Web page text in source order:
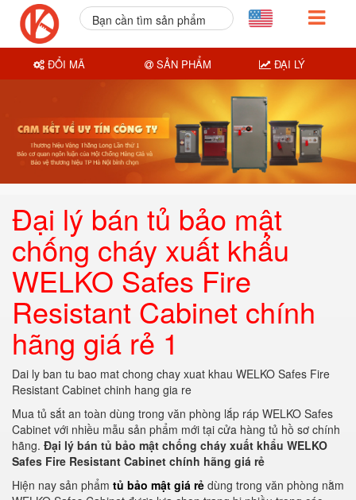
Đại lý bán tủ bảo mật
chống cháy xuất khẩu
WELKO Safes Fire
Resistant Cabinet chính
hãng giá rẻ 1
Dai ly ban tu bao mat chong chay xuat khau WELKO Safes Fire
Resistant Cabinet chinh hang gia re
Mua tủ sắt an toàn dùng trong văn phòng lắp ráp WELKO Safes
Cabinet với nhiều mẫu sản phẩm mới tại cửa hàng tủ hồ sơ chính
hãng. Đại lý bán tủ bảo mật chống cháy xuất khẩu WELKO
Safes Fire Resistant Cabinet chính hãng giá rẻ
Hiện nay sản phẩm tủ bảo mật giá rẻ dùng trong văn phòng nằm
Bạn cần tìm sản phẩm
ĐỔI MÃ SẢN PHẨM ĐẠI LÝ